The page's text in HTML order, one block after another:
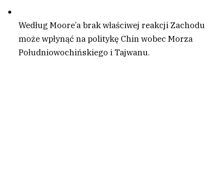
Według Moore’a brak właściwej reakcji Zachodu
może wpłynąć na politykę Chin wobec Morza
Południowochińskiego i Tajwanu.